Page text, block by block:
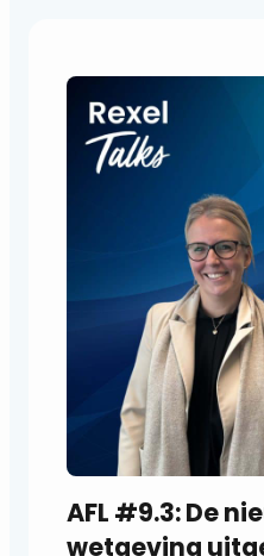
AFL #9.3: De
wetgeving